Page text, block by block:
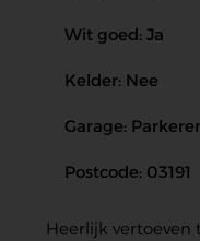
Wit goed: Ja
Kelder: Nee
Garage:
Postcode: 03191
Heerlijk